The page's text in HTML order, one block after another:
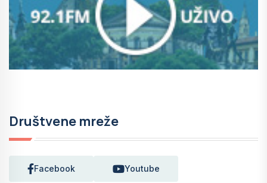
Društvene mreže
Facebook Youtube